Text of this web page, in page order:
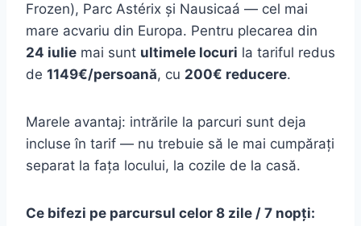
Frozen), Parc Astérix și Nausicaá — cel mai
mare acvariu din Europa. Pentru plecarea din
24 iulie mai sunt ultimele locuri la tariful redus
de 1149€/persoană, cu 200€ reducere.
Marele avantaj: intrările la parcuri sunt deja
incluse în tarif — nu trebuie să le mai cumpărați
separat la fața locului, la cozile de la casă.
Ce bifezi pe parcursul celor 8 zile / 7 nopți: